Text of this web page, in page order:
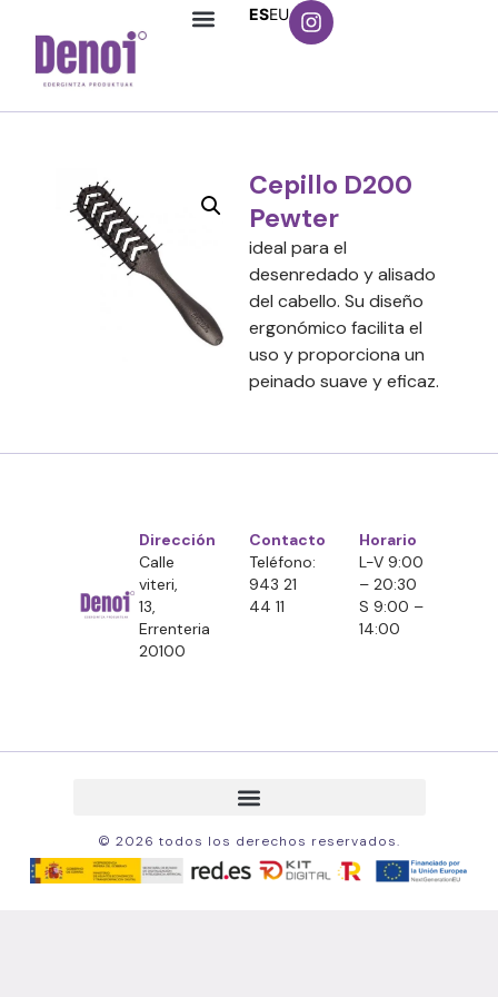
ESEU
Cepillo D200
Pewter
ideal para el
desenredado y alisado
del cabello. Su diseño
ergonómico facilita el
uso y proporciona un
peinado suave y eficaz.
Dirección
Calle
viteri,
13,
Errenteria
20100
Contacto
Teléfono:
943 21
44 11
Horario
L-V 9:00
– 20:30
S 9:00 –
14:00
© 2026 todos los derechos reservados.